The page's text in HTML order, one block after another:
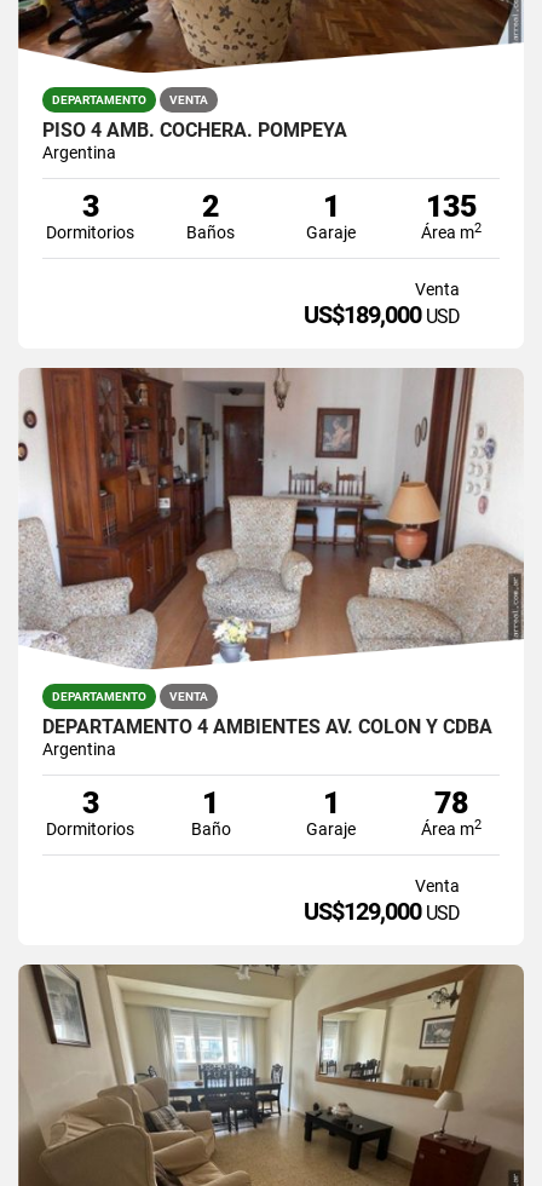
DEPARTAMENTO VENTA
PISO 4 AMB. COCHERA. POMPEYA
Argentina
3
Dormitorios
2
Baños
1
Garaje
135
Área m2
Venta
US$189,000 USD
DEPARTAMENTO VENTA
DEPARTAMENTO 4 AMBIENTES AV. COLON Y CDBA
Argentina
3
Dormitorios
1
Baño
1
Garaje
78
Área m2
Venta
US$129,000 USD